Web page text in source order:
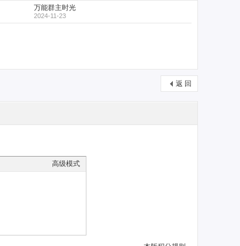
万能群主时光
2024-11-23
返 回
高级模式